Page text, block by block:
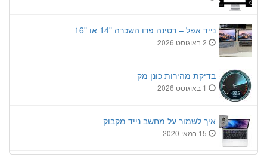
נייד אפל – רטינה פרו השכרה "14 או "16
בדיקת מהירות כונן מק
איך לשמור על מחשב נייד מקבוק